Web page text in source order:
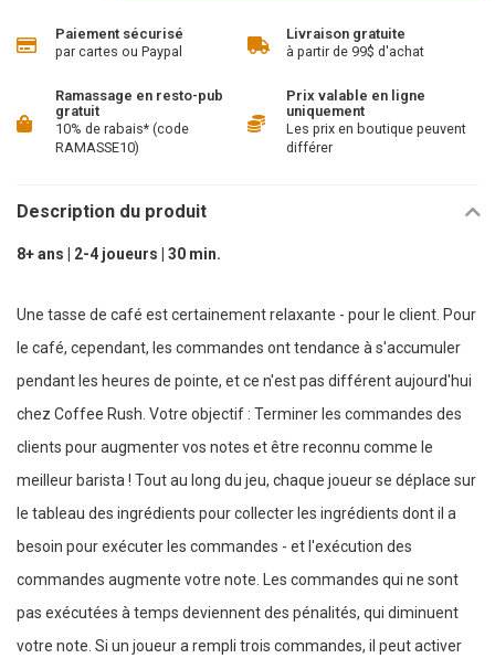
Paiement sécurisé
par cartes ou Paypal
Livraison gratuite
à partir de 99$ d'achat
Ramassage en resto-pub
gratuit
10% de rabais* (code
RAMASSE10)
Prix valable en ligne
uniquement
Les prix en boutique peuvent
différer
Description du produit
8+ ans | 2-4 joueurs | 30 min.
Une tasse de café est certainement relaxante - pour le client. Pour
le café, cependant, les commandes ont tendance à s'accumuler
pendant les heures de pointe, et ce n'est pas différent aujourd'hui
chez Coffee Rush. Votre objectif : Terminer les commandes des
clients pour augmenter vos notes et être reconnu comme le
meilleur barista ! Tout au long du jeu, chaque joueur se déplace sur
le tableau des ingrédients pour collecter les ingrédients dont il a
besoin pour exécuter les commandes - et l'exécution des
commandes augmente votre note. Les commandes qui ne sont
pas exécutées à temps deviennent des pénalités, qui diminuent
votre note. Si un joueur a rempli trois commandes, il peut activer